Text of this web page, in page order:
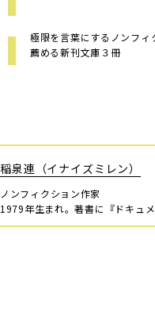
極限を言葉にするノンフ
薦める新刊文庫３冊
稲泉連（イナイズミレン）
ノンフィクション作家
1979年生まれ。著書に『ドキュ